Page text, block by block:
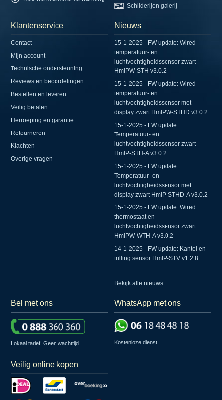
Schilderijen galerij
Klantenservice
Contact
Mijn account
Technische ondersteuning
Reviews en beoordelingen
Bestellen en leveren
Veilig betalen
Herroeping en garantie
Retourneren
Klachten
Overige vragen
Nieuws
15-1-2025 - FW update: Wired
temperatuur- en
luchtvochtigheidssensor zwart
HmIPW-STH v3.0.2
15-1-2025 - FW update: Wired
temperatuur- en
luchtvochtigheidssensor met
display zwart HmIPW-STHD v3.0.2
15-1-2025 - FW update:
Temperatuur- en
luchtvochtigheidssensor zwart
HmIP-STH-A v3.0.2
15-1-2025 - FW update:
Temperatuur- en
luchtvochtigheidssensor met
display zwart HmIP-STHD-A v3.0.2
15-1-2025 - FW update: Wired
thermostaat en
luchtvochtigheidssensor zwart
HmIPW-WTH-A v3.0.2
14-1-2025 - FW update: Kantel en
trilling sensor HmIP-STV v1.2.8
Bekijk alle nieuws
Bel met ons
Lokaal tarief. Geen wachttijd.
WhatsApp met ons
Kostenloze dienst.
Veilig online kopen